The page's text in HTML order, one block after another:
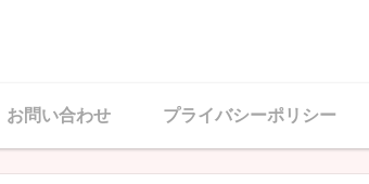
お問い合わせ プライバシーポリシー